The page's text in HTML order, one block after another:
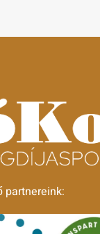
partnereink: